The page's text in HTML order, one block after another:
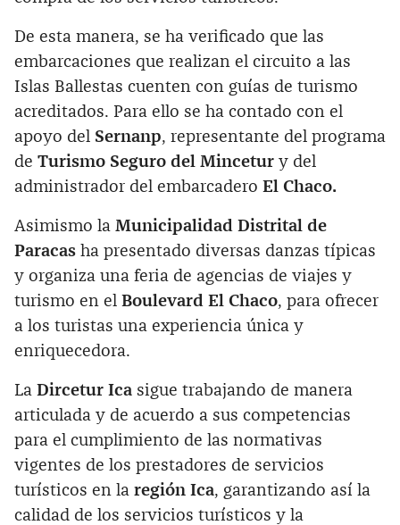
De esta manera, se ha verificado que las
embarcaciones que realizan el circuito a las
Islas Ballestas cuenten con guías de turismo
acreditados. Para ello se ha contado con el
apoyo del Sernanp, representante del programa
de Turismo Seguro del Mincetur y del
administrador del embarcadero El Chaco.
Asimismo la Municipalidad Distrital de
Paracas ha presentado diversas danzas típicas
y organiza una feria de agencias de viajes y
turismo en el Boulevard El Chaco, para ofrecer
a los turistas una experiencia única y
enriquecedora.
La Dircetur Ica sigue trabajando de manera
articulada y de acuerdo a sus competencias
para el cumplimiento de las normativas
vigentes de los prestadores de servicios
turísticos en la región Ica, garantizando así la
calidad de los servicios turísticos y la